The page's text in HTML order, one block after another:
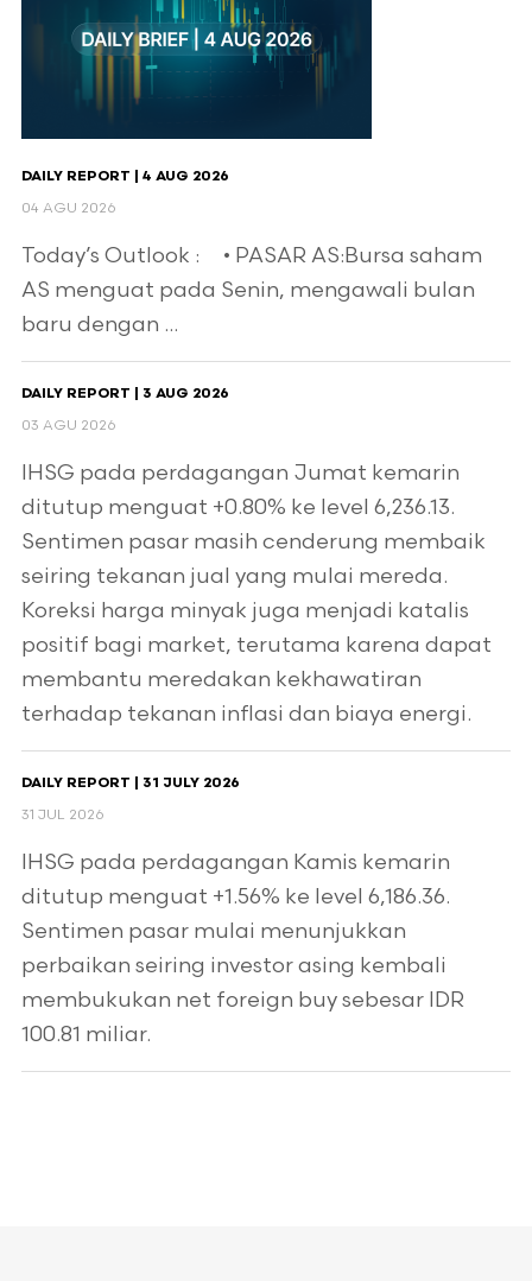
DAILY REPORT | 4 AUG 2026
04 AGU 2026
Today’s Outlook : • PASAR AS:Bursa saham
AS menguat pada Senin, mengawali bulan
baru dengan ...
DAILY REPORT | 3 AUG 2026
03 AGU 2026
IHSG pada perdagangan Jumat kemarin
ditutup menguat +0.80% ke level 6,236.13.
Sentimen pasar masih cenderung membaik
seiring tekanan jual yang mulai mereda.
Koreksi harga minyak juga menjadi katalis
positif bagi market, terutama karena dapat
membantu meredakan kekhawatiran
terhadap tekanan inflasi dan biaya energi.
DAILY REPORT | 31 JULY 2026
31 JUL 2026
IHSG pada perdagangan Kamis kemarin
ditutup menguat +1.56% ke level 6,186.36.
Sentimen pasar mulai menunjukkan
perbaikan seiring investor asing kembali
membukukan net foreign buy sebesar IDR
100.81 miliar.